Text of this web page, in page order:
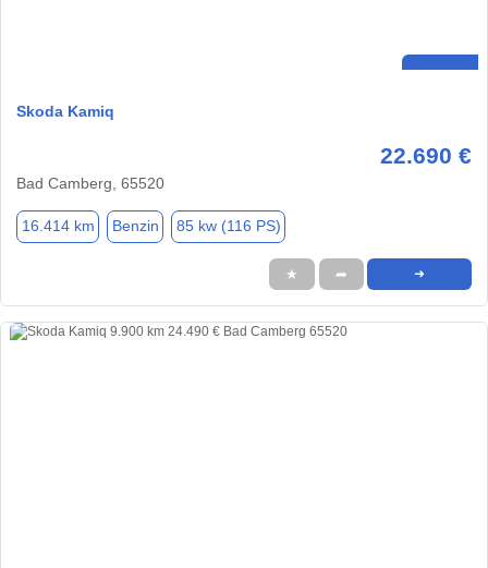
Skoda Kamiq
22.690 €
Bad Camberg, 65520
16.414 km Benzin 85 kw (116 PS)
★ ➦ ➜